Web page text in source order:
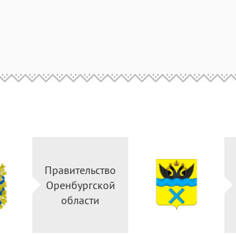
Правительство
Оренбургской
области